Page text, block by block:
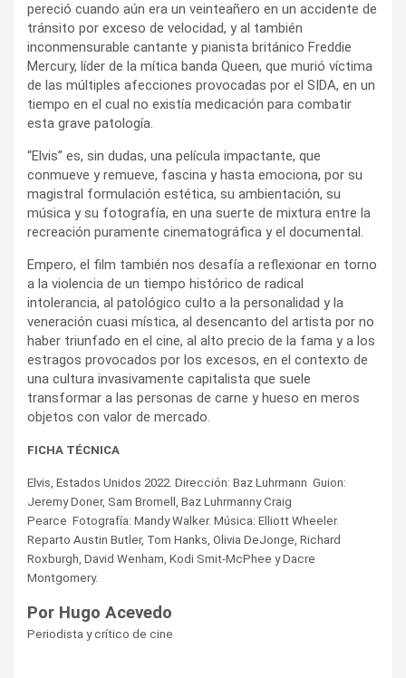
pereció cuando aún era un veinteañero en un accidente de
tránsito por exceso de velocidad, y al también
inconmensurable cantante y pianista británico Freddie
Mercury, líder de la mítica banda Queen, que murió víctima
de las múltiples afecciones provocadas por el SIDA, en un
tiempo en el cual no existía medicación para combatir
esta grave patología.
“Elvis” es, sin dudas, una película impactante, que
conmueve y remueve, fascina y hasta emociona, por su
magistral formulación estética, su ambientación, su
música y su fotografía, en una suerte de mixtura entre la
recreación puramente cinematográfica y el documental.
Empero, el film también nos desafía a reflexionar en torno
a la violencia de un tiempo histórico de radical
intolerancia, al patológico culto a la personalidad y la
veneración cuasi mística, al desencanto del artista por no
haber triunfado en el cine, al alto precio de la fama y a los
estragos provocados por los excesos, en el contexto de
una cultura invasivamente capitalista que suele
transformar a las personas de carne y hueso en meros
objetos con valor de mercado.
FICHA TÉCNICA
Elvis, Estados Unidos 2022. Dirección: Baz Luhrmann Guion:
Jeremy Doner, Sam Bromell, Baz Luhrmanny Craig
Pearce Fotografía: Mandy Walker. Música: Elliott Wheeler.
Reparto Austin Butler, Tom Hanks, Olivia DeJonge, Richard
Roxburgh, David Wenham, Kodi Smit-McPhee y Dacre
Montgomery.
Por Hugo Acevedo
Periodista y crítico de cine